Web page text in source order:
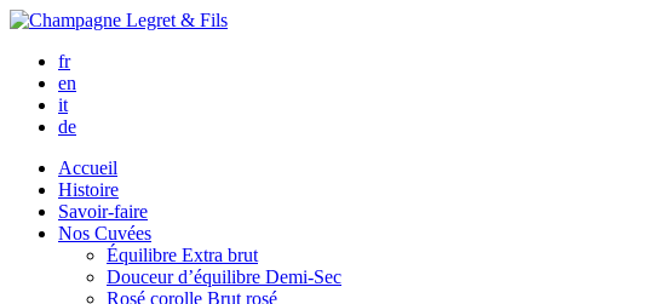
fr
en
it
de
Accueil
Histoire
Savoir-faire
Nos Cuvées
Équilibre Extra brut
Douceur d’équilibre Demi-Sec
Rosé corolle Brut rosé